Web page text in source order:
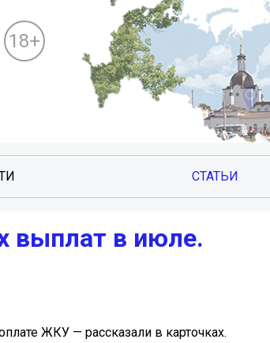
18+
СТАТЬИ
выплат в июле.
ЖКУ — рассказали в карточках.